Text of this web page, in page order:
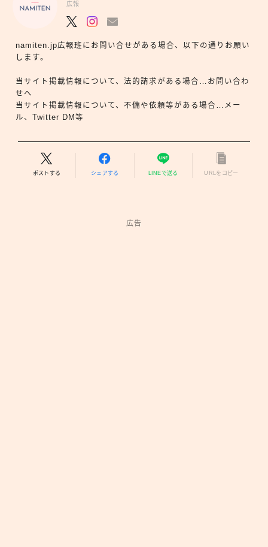
広報
namiten.jp広報班にお問い合せがある場合、以下の通りお願い
します。
当サイト掲載情報について、法的請求がある場合…お問い合わ
せへ
当サイト掲載情報について、不備や依頼等がある場合…メー
ル、Twitter DM等
ポストする シェアする LINEで送る URLをコピー
広告